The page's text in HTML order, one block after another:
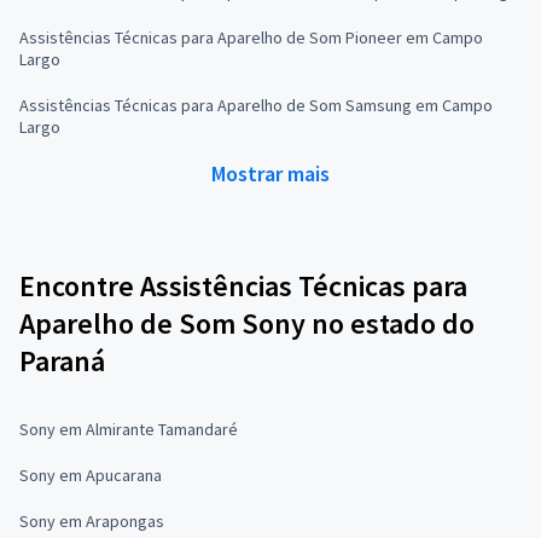
Assistências Técnicas para Aparelho de Som Pioneer em Campo
Largo
Assistências Técnicas para Aparelho de Som Samsung em Campo
Largo
Mostrar mais
Encontre Assistências Técnicas para
Aparelho de Som Sony no estado do
Paraná
Sony em Almirante Tamandaré
Sony em Apucarana
Sony em Arapongas